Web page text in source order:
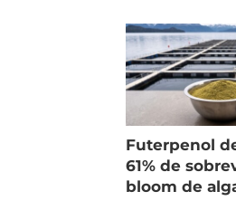
Futerpenol
61% de
bloom de